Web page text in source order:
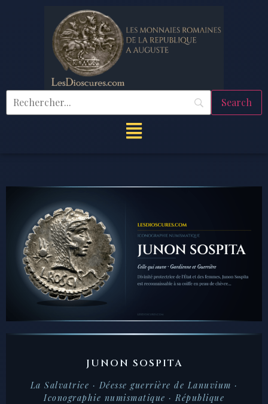
JUNON SOSPITA
La Salvatrice · Déesse guerrière de Lanuvium ·
Iconographie numismatique · République